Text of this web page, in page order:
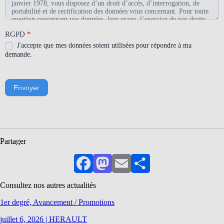
RGPD *
J'accepte que mes données soient utilisées pour répondre à ma
demande.
Envoyer
Partager
FacebookMastodon
EmailPartager
Consultez nos autres actualités
1er degré, Avancement / Promotions
juillet 6, 2026 | HERAULT